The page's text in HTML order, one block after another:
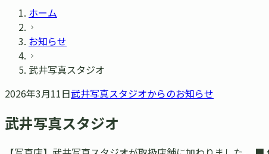
ホーム
お知らせ
武井写真スタジオ
2026年3月11日武井写真スタジオからのお知らせ
武井写真スタジオ